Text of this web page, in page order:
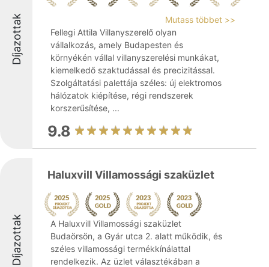
Díjazottak
Mutass többet >>
Fellegi Attila Villanyszerelő olyan
vállalkozás, amely Budapesten és
környékén vállal villanyszerelési munkákat,
kiemelkedő szaktudással és precizitással.
Szolgáltatási palettája széles: új elektromos
hálózatok kiépítése, régi rendszerek
korszerűsítése, ...
9.8
Díjazottak
Haluxvill Villamossági szaküzlet
A Haluxvill Villamossági szaküzlet
Budaörsön, a Gyár utca 2. alatt működik, és
széles villamossági termékkínálattal
rendelkezik. Az üzlet választékában a